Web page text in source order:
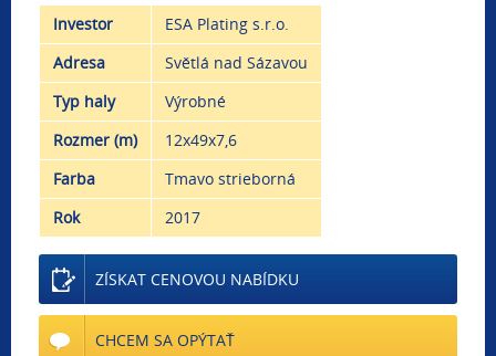
Investor
ESA Plating s.r.o.
Adresa
Světlá nad Sázavou
Typ haly
Výrobné
Rozmer (m)
12x49x7,6
Farba
Tmavo strieborná
Rok
2017
ZÍSKAT CENOVOU NABÍDKU
CHCEM SA OPÝTAŤ